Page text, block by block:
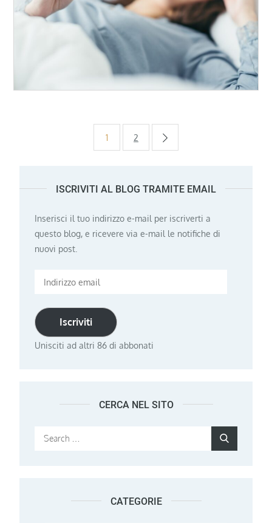
Paginazione
articoli
1 2
ISCRIVITI AL BLOG TRAMITE EMAIL
Inserisci il tuo indirizzo e-mail per iscriverti a
questo blog, e ricevere via e-mail le notifiche di
nuovi post.
Indirizzo
Iscriviti
Unisciti ad altri 86 di abbonati
CERCA NEL SITO
Search
CATEGORIE